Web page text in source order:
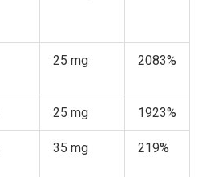
25 mg 2083%
25 mg 1923%
35 mg 219%